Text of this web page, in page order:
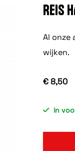
REIS
Al onze
wijken.
€ 8,50
in